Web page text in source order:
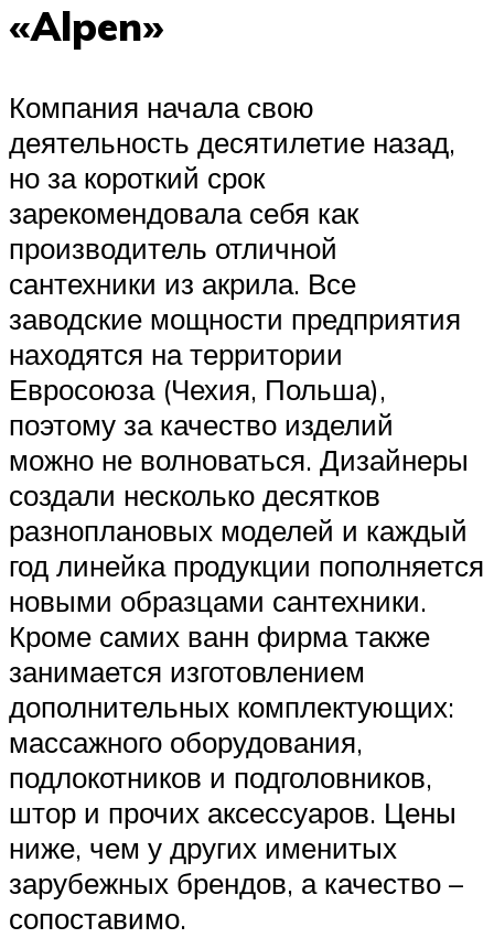
«Alpen»
Компания начала свою
деятельность десятилетие назад,
но за короткий срок
зарекомендовала себя как
производитель отличной
сантехники из акрила. Все
заводские мощности предприятия
находятся на территории
Евросоюза (Чехия, Польша),
поэтому за качество изделий
можно не волноваться. Дизайнеры
создали несколько десятков
разноплановых моделей и каждый
год линейка продукции пополняется
новыми образцами сантехники.
Кроме самих ванн фирма также
занимается изготовлением
дополнительных комплектующих:
массажного оборудования,
подлокотников и подголовников,
штор и прочих аксессуаров. Цены
ниже, чем у других именитых
зарубежных брендов, а качество –
сопоставимо.